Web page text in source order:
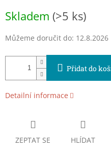
cena:
Skladem (>5 ks)
Můžeme doručit do: 12.8.2026
Přidat do
Detailní informace
ZEPTAT SE HLÍDAT